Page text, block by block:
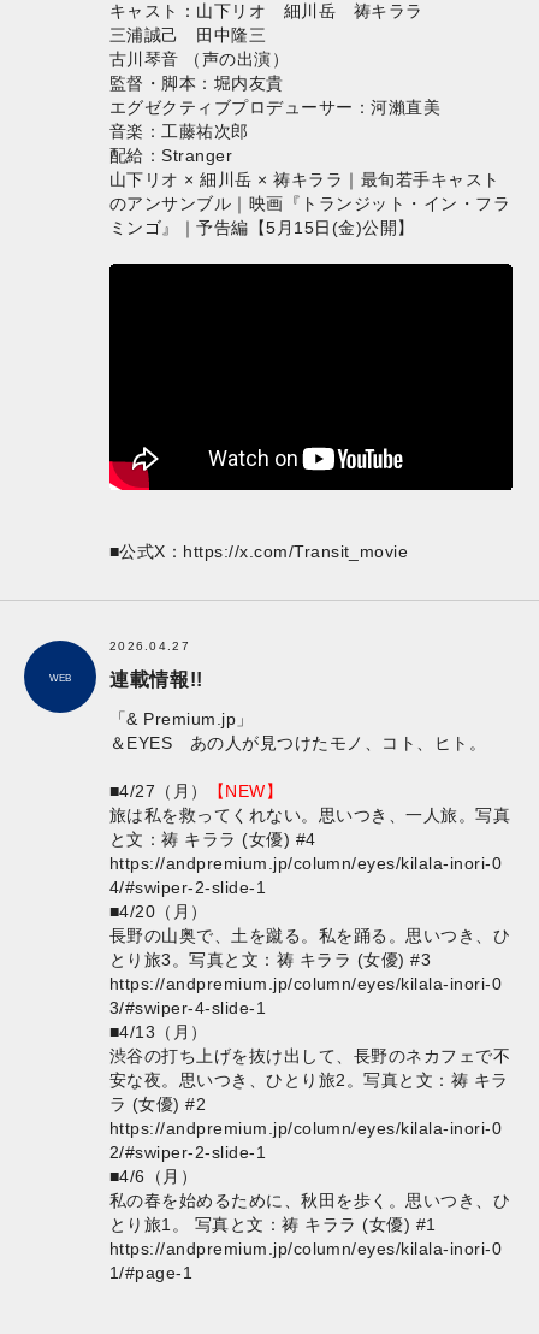
キャスト：山下リオ 細川岳 祷キララ
三浦誠己 田中隆三
古川琴音 （声の出演）
監督・脚本：堀内友貴
エグゼクティブプロデューサー：河瀨直美
音楽：工藤祐次郎
配給：Stranger
山下リオ × 細川岳 × 祷キララ｜最旬若手キャスト
のアンサンブル｜映画『トランジット・イン・フラ
ミンゴ』｜予告編【5月15日(金)公開】
■公式X： https://x.com/Transit_movie
WEB
2026.04.27
連載情報!!
「& Premium.jp」
＆EYES あの人が見つけたモノ、コト、ヒト。
■4/27（月）
【NEW】
旅は私を救ってくれない。思いつき、一人旅。写真
と文：祷 キララ (女優) #4
https://andpremium.jp/column/eyes/kilala-inori-0
4/#swiper-2-slide-1
■4/20（月）
長野の山奥で、土を蹴る。私を踊る。思いつき、ひ
とり旅3。写真と文：祷 キララ (女優) #3
https://andpremium.jp/column/eyes/kilala-inori-0
3/#swiper-4-slide-1
■4/13（月）
渋谷の打ち上げを抜け出して、長野のネカフェで不
安な夜。思いつき、ひとり旅2。写真と文：祷 キラ
ラ (女優) #2
https://andpremium.jp/column/eyes/kilala-inori-0
2/#swiper-2-slide-1
■4/6（月）
私の春を始めるために、秋田を歩く。思いつき、ひ
とり旅1。 写真と文：祷 キララ (女優) #1
https://andpremium.jp/column/eyes/kilala-inori-0
1/#page-1